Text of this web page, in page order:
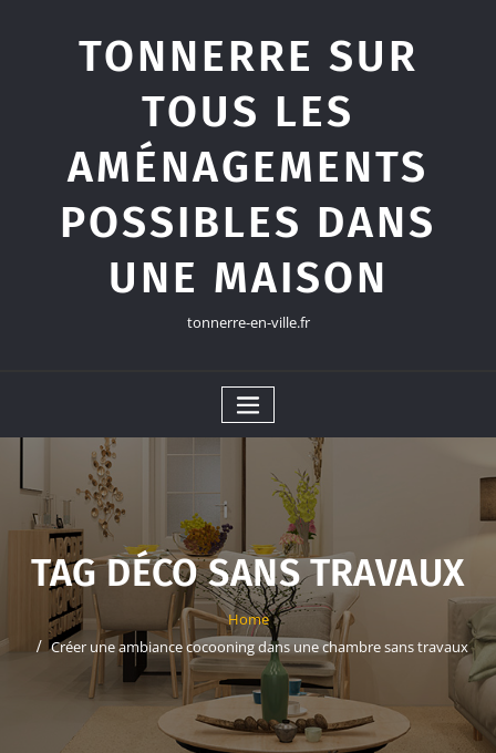
TONNERRE SUR
TOUS LES
AMÉNAGEMENTS
POSSIBLES DANS
UNE MAISON
tonnerre-en-ville.fr
TAG DÉCO SANS TRAVAUX
Home
Créer une ambiance cocooning dans une chambre sans travaux